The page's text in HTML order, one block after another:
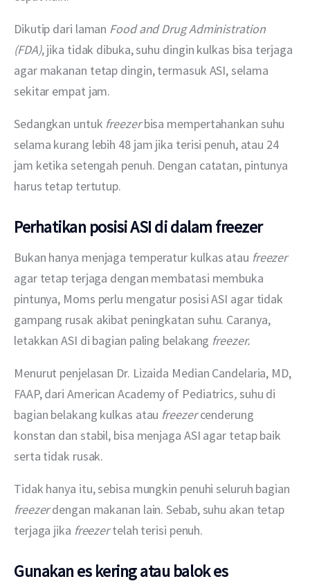
Dikutip dari laman Food and Drug Administration
(FDA), jika tidak dibuka, suhu dingin kulkas bisa terjaga
agar makanan tetap dingin, termasuk ASI, selama
sekitar empat jam.
Sedangkan untuk freezer bisa mempertahankan suhu
selama kurang lebih 48 jam jika terisi penuh, atau 24
jam ketika setengah penuh. Dengan catatan, pintunya
harus tetap tertutup.
Perhatikan posisi ASI di dalam freezer
Bukan hanya menjaga temperatur kulkas atau freezer
agar tetap terjaga dengan membatasi membuka
pintunya, Moms perlu mengatur posisi ASI agar tidak
gampang rusak akibat peningkatan suhu. Caranya,
letakkan ASI di bagian paling belakang freezer.
Menurut penjelasan Dr. Lizaida Median Candelaria, MD,
FAAP, dari American Academy of Pediatrics, suhu di
bagian belakang kulkas atau freezer cenderung
konstan dan stabil, bisa menjaga ASI agar tetap baik
serta tidak rusak.
Tidak hanya itu, sebisa mungkin penuhi seluruh bagian
freezer dengan makanan lain. Sebab, suhu akan tetap
terjaga jika freezer telah terisi penuh.
Gunakan es kering atau balok es